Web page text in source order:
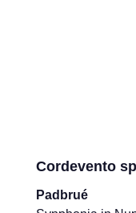
Cordevento
Padbrué